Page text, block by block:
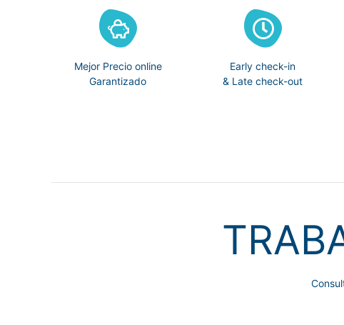
Mejor Precio online
Garantizado
Early check-in
& Late check-out